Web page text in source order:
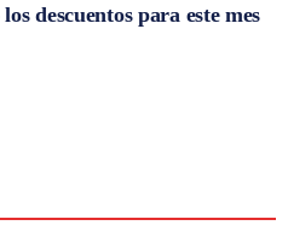
descuentos para este mes